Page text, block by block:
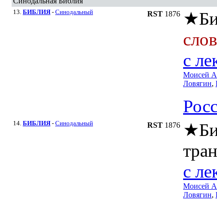
13. БИБЛИЯ - Синодальный RST 1876 ★
c
Моисей
Ловягин,
14. БИБЛИЯ - Синодальный RST 1876 ★
c
Моисей
Ловягин,